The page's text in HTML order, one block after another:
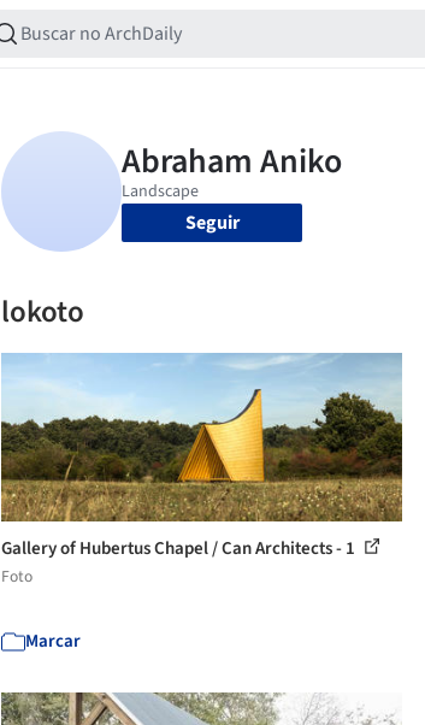
Seguir
lokoto
Gallery of Hubertus Chapel / Can Architects - 1
Foto
Marcar